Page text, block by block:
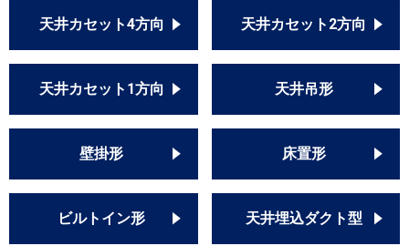
天井カセット4方向 天井カセット2方向
天井カセット1方向 天井吊形
壁掛形 床置形
ビルトイン形 天井埋込ダクト型